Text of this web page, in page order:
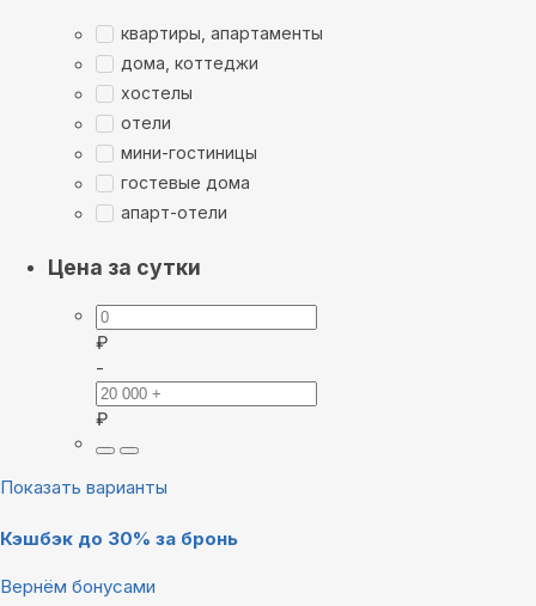
квартиры, апартаменты
дома, коттеджи
хостелы
отели
мини-гостиницы
гостевые дома
апарт-отели
Цена за сутки
₽
-
₽
Показать варианты
Кэшбэк до 30% за бронь
Вернём бонусами